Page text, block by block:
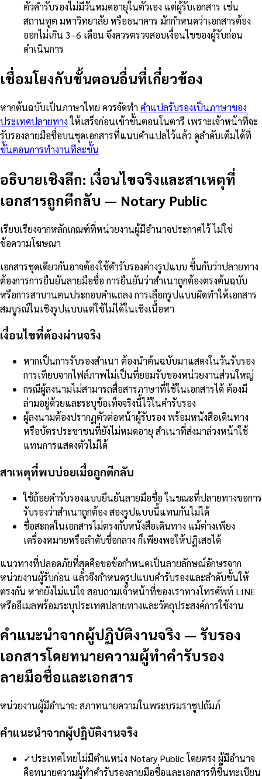
ตัวคำรับรองไม่มีวันหมดอายุในตัวเอง แต่ผู้รับเอกสาร เช่น
สถานทูต มหาวิทยาลัย หรือธนาคาร มักกำหนดว่าเอกสารต้อง
ออกไม่เกิน 3–6 เดือน จึงควรตรวจสอบเงื่อนไขของผู้รับก่อน
ดำเนินการ
เชื่อมโยงกับขั้นตอนอื่นที่เกี่ยวข้อง
หากต้นฉบับเป็นภาษาไทย ควรจัดทำ คำแปลรับรองเป็นภาษาของ
ประเทศปลายทางให้เสร็จก่อนเข้าขั้นตอนโนตารี เพราะเจ้าหน้าที่จะ
รับรองลายมือชื่อบนชุดเอกสารที่แนบคำแปลไว้แล้ว ดูลำดับเต็มได้ที่
ขั้นตอนการทำงานทีละขั้น
อธิบายเชิงลึก: เงื่อนไขจริงและสาเหตุที่
เอกสารถูกตีกลับ — Notary Public
เรียบเรียงจากหลักเกณฑ์ที่หน่วยงานผู้มีอำนาจประกาศไว้ ไม่ใช่
ข้อความโฆษณา
เอกสารชุดเดียวกันอาจต้องใช้คำรับรองต่างรูปแบบ ขึ้นกับว่าปลายทาง
ต้องการการยืนยันลายมือชื่อ การยืนยันว่าสำเนาถูกต้องตรงต้นฉบับ
หรือการสาบานตนประกอบคำแถลง การเลือกรูปแบบผิดทำให้เอกสาร
สมบูรณ์ในเชิงรูปแบบแต่ใช้ไม่ได้ในเชิงเนื้อหา
เงื่อนไขที่ต้องผ่านจริง
หากเป็นการรับรองสำเนา ต้องนำต้นฉบับมาแสดงในวันรับรอง
การเทียบจากไฟล์ภาพไม่เป็นที่ยอมรับของหน่วยงานส่วนใหญ่
กรณีผู้ลงนามไม่สามารถสื่อสารภาษาที่ใช้ในเอกสารได้ ต้องมี
ล่ามอยู่ด้วยและระบุข้อเท็จจริงนี้ไว้ในคำรับรอง
ผู้ลงนามต้องปรากฏตัวต่อหน้าผู้รับรอง พร้อมหนังสือเดินทาง
หรือบัตรประชาชนที่ยังไม่หมดอายุ สำเนาที่ส่งมาล่วงหน้าใช้
แทนการแสดงตัวไม่ได้
สาเหตุที่พบบ่อยเมื่อถูกตีกลับ
ใช้ถ้อยคำรับรองแบบยืนยันลายมือชื่อ ในขณะที่ปลายทางขอการ
รับรองว่าสำเนาถูกต้อง สองรูปแบบนี้แทนกันไม่ได้
ชื่อสะกดในเอกสารไม่ตรงกับหนังสือเดินทาง แม้ต่างเพียง
เครื่องหมายหรือลำดับชื่อกลาง ก็เพียงพอให้ปฏิเสธได้
แนวทางที่ปลอดภัยที่สุดคือขอข้อกำหนดเป็นลายลักษณ์อักษรจาก
หน่วยงานผู้รับก่อน แล้วจึงกำหนดรูปแบบคำรับรองและลำดับขั้นให้
ตรงกัน หากยังไม่แน่ใจ สอบถามเจ้าหน้าที่ของเราทางโทรศัพท์ LINE
หรืออีเมลพร้อมระบุประเทศปลายทางและวัตถุประสงค์การใช้งาน
คำแนะนำจากผู้ปฏิบัติงานจริง — รับรอง
เอกสารโดยทนายความผู้ทำคำรับรอง
ลายมือชื่อและเอกสาร
หน่วยงานผู้มีอำนาจ: สภาทนายความในพระบรมราชูปถัมภ์
คำแนะนำจากผู้ปฏิบัติงานจริง
✓ประเทศไทยไม่มีตำแหน่ง Notary Public โดยตรง ผู้มีอำนาจ
คือทนายความผู้ทำคำรับรองลายมือชื่อและเอกสารที่ขึ้นทะเบียน